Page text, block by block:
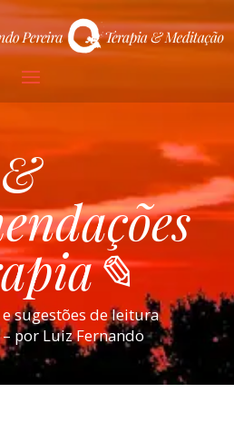
sugestões de leitura
por Luiz Fernando